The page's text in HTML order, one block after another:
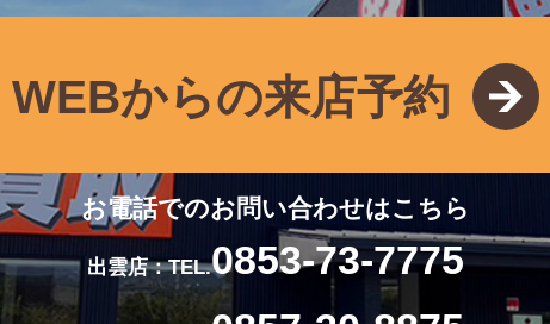
WEBからの来店予約
お電話でのお問い合わせはこちら
出雲店：TEL.0853-73-7775